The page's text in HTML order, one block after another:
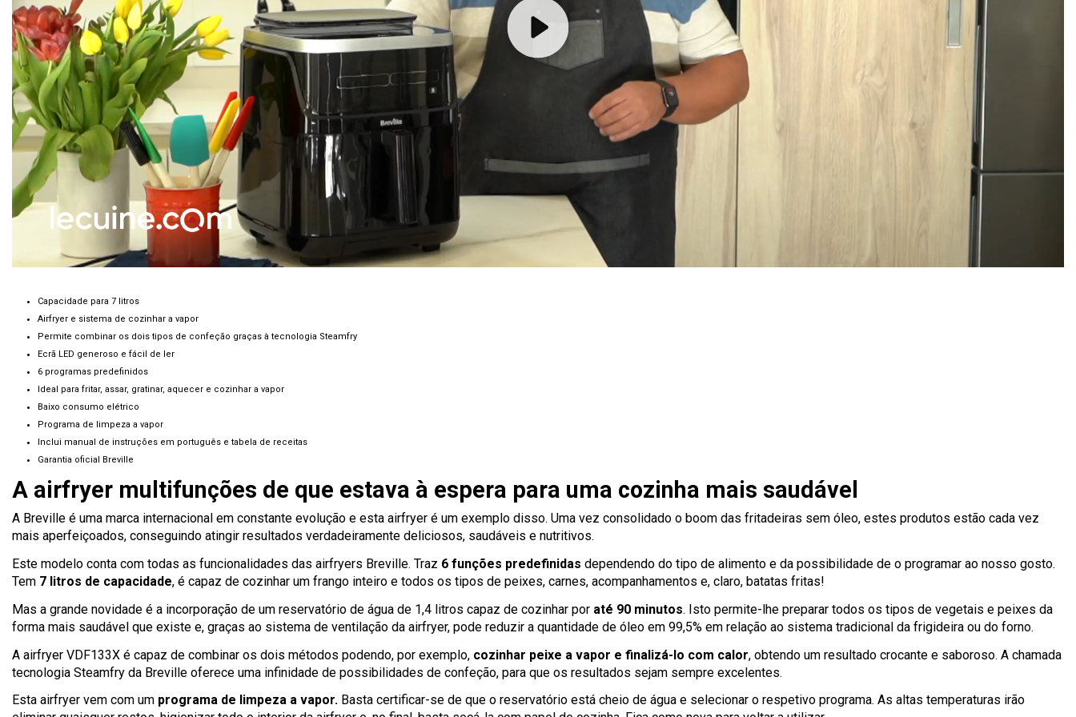
Capacidade para 7 litros
Airfryer e sistema de cozinhar a vapor
Permite combinar os dois tipos de confeção graças à tecnologia Steamfry
Ecrã LED generoso e fácil de ler
6 programas predefinidos
Ideal para fritar, assar, gratinar, aquecer e cozinhar a vapor
Baixo consumo elétrico
Programa de limpeza a vapor
Inclui manual de instruções em português e tabela de receitas
Garantia oficial Breville
A airfryer multifunções de que estava à espera para uma cozinha mais saudável
A Breville é uma marca internacional em constante evolução e esta airfryer é um exemplo disso. Uma vez consolidado o boom das fritadeiras sem óleo, estes produtos estão cada vez
mais aperfeiçoados, conseguindo atingir resultados verdadeiramente deliciosos, saudáveis ​​e nutritivos.
Este modelo conta com todas as funcionalidades das airfryers Breville. Traz 6 funções predefinidas dependendo do tipo de alimento e da possibilidade de o programar ao nosso gosto.
Tem 7 litros de capacidade, é capaz de cozinhar um frango inteiro e todos os tipos de peixes, carnes, acompanhamentos e, claro, batatas fritas!
Mas a grande novidade é a incorporação de um reservatório de água de 1,4 litros capaz de cozinhar por até 90 minutos. Isto permite-lhe preparar todos os tipos de vegetais e peixes da
forma mais saudável que existe e, graças ao sistema de ventilação da airfryer, pode reduzir a quantidade de óleo em 99,5% em relação ao sistema tradicional da frigideira ou do forno.
A airfryer VDF133X é capaz de combinar os dois métodos podendo, por exemplo, cozinhar peixe a vapor e finalizá-lo com calor, obtendo um resultado crocante e saboroso. A chamada
tecnologia Steamfry da Breville oferece uma infinidade de possibilidades de confeção, para que os resultados sejam sempre excelentes.
Esta airfryer vem com um programa de limpeza a vapor. Basta certificar-se de que o reservatório está cheio de água e selecionar o respetivo programa. As altas temperaturas irão